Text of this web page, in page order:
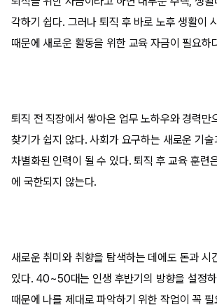
각하기 쉽다. 그러나 퇴직 후 바로 노후 생활이
때문에 새로운 활동을 위한 교육 자금이 필요하
퇴직 전 직장에서 쌓아온 업무 노하우와 경력만
찾기가 쉽지 않다. 사회가 요구하는 새로운 기
차별화된 인력이 될 수 있다. 퇴직 후 교육 훈련
에 국한되지 않는다.
새로운 취미와 취향을 탐색하는 데에도 돈과 시
있다. 40~50대는 인생 후반기의 방향을 설정
때문에 나를 제대로 파악하기 위한 작업이 꼭 필